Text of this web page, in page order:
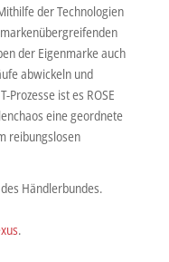
der Technologien
der Eigenmarke auch
abwickeln und
Prozesse ist es ROSE
eine geordnete
reibungslosen
Händlerbundes.
.